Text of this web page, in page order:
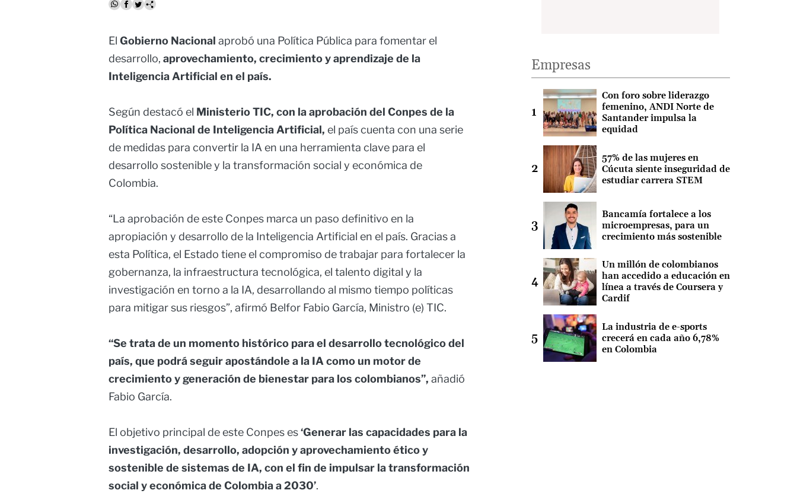
El Gobierno Nacional aprobó una Política Pública para fomentar el
desarrollo, aprovechamiento, crecimiento y aprendizaje de la
Inteligencia Artificial en el país.
Según destacó el Ministerio TIC, con la aprobación del Conpes de la
Política Nacional de Inteligencia Artificial, el país cuenta con una serie
de medidas para convertir la IA en una herramienta clave para el
desarrollo sostenible y la transformación social y económica de
Colombia.
“La aprobación de este Conpes marca un paso definitivo en la
apropiación y desarrollo de la Inteligencia Artificial en el país. Gracias a
esta Política, el Estado tiene el compromiso de trabajar para fortalecer la
gobernanza, la infraestructura tecnológica, el talento digital y la
investigación en torno a la IA, desarrollando al mismo tiempo políticas
para mitigar sus riesgos”, afirmó Belfor Fabio García, Ministro (e) TIC.
“Se trata de un momento histórico para el desarrollo tecnológico del
país, que podrá seguir apostándole a la IA como un motor de
crecimiento y generación de bienestar para los colombianos”, añadió
Fabio García.
El objetivo principal de este Conpes es‘Generar las capacidades para la
investigación, desarrollo, adopción y aprovechamiento ético y
sostenible de sistemas de IA, con el fin de impulsar la transformación
social y económica de Colombia a 2030’.
Empresas
Con foro sobre liderazgo
femenino, ANDI Norte de
Santander impulsa la
equidad
57% de las mujeres en
Cúcuta siente inseguridad de
estudiar carrera STEM
Bancamía fortalece a los
microempresas, para un
crecimiento más sostenible
Un millón de colombianos
han accedido a educación en
línea a través de Coursera y
Cardif
La industria de e-sports
crecerá en cada año 6,78%
en Colombia